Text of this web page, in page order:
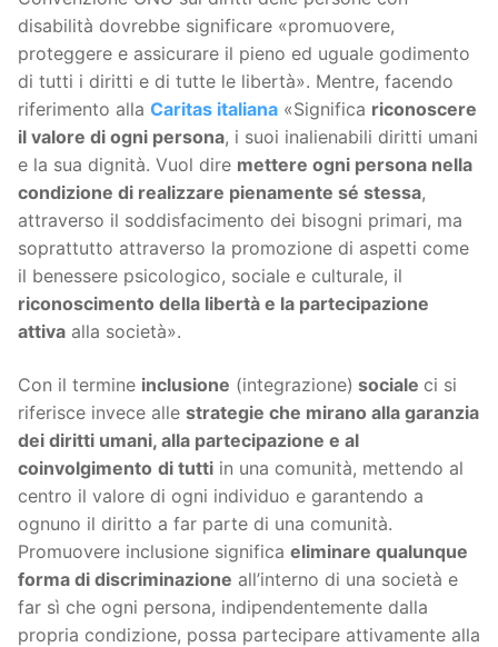
disabilità dovrebbe significare «promuovere,
proteggere e assicurare il pieno ed uguale godimento
di tutti i diritti e di tutte le libertà». Mentre, facendo
riferimento alla Caritas italiana «Significa riconoscere
il valore di ogni persona, i suoi inalienabili diritti umani
e la sua dignità. Vuol dire mettere ogni persona nella
condizione di realizzare pienamente sé stessa,
attraverso il soddisfacimento dei bisogni primari, ma
soprattutto attraverso la promozione di aspetti come
il benessere psicologico, sociale e culturale, il
riconoscimento della libertà e la partecipazione
attiva alla società».
Con il termine inclusione (integrazione) sociale ci si
riferisce invece alle strategie che mirano alla garanzia
dei diritti umani, alla partecipazione e al
coinvolgimento di tutti in una comunità, mettendo al
centro il valore di ogni individuo e garantendo a
ognuno il diritto a far parte di una comunità.
Promuovere inclusione significa eliminare qualunque
forma di discriminazione all’interno di una società e
far sì che ogni persona, indipendentemente dalla
propria condizione, possa partecipare attivamente alla